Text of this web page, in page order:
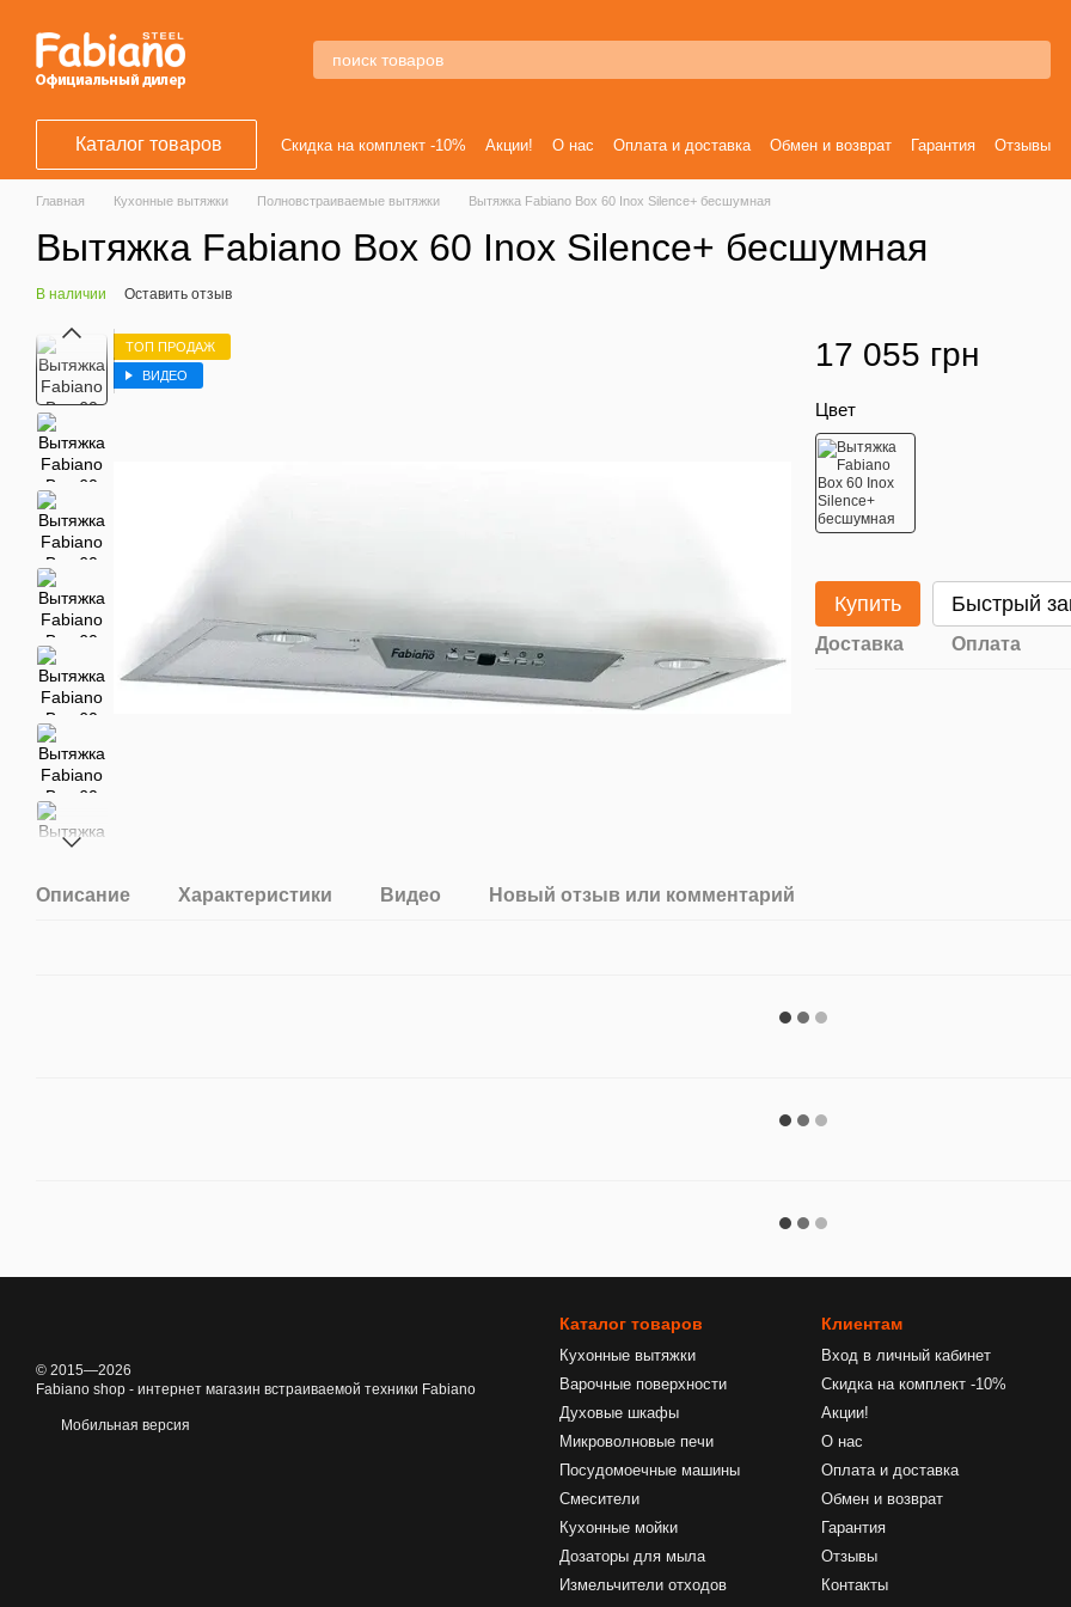
Каталог товаров Скидка на комплект -10% Акции! О нас Оплата и доставка Обмен и возврат Гарантия Отзывы
Главная Кухонные вытяжки Полновстраиваемые вытяжки Вытяжка Fabiano Box 60 Inox Silence+ бесшумная
Вытяжка Fabiano Box 60 Inox Silence+ бесшумная
В наличии Оставить отзыв
ТОП ПРОДАЖ
ВИДЕО
17 055 грн
Цвет
Купить Быстрый
Доставка Оплата
Описание Характеристики Видео Новый отзыв или комментарий
© 2015—2026
Fabiano shop - интернет магазин встраиваемой техники Fabiano
Мобильная версия
Каталог товаров
Кухонные вытяжки
Варочные поверхности
Духовые шкафы
Микроволновые печи
Посудомоечные машины
Смесители
Кухонные мойки
Дозаторы для мыла
Измельчители отходов
Клиентам
Вход в личный кабинет
Скидка на комплект -10%
Акции!
О нас
Оплата и доставка
Обмен и возврат
Гарантия
Отзывы
Контакты